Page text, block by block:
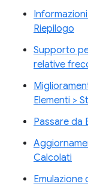
Riepilogo
Supporto
relative
Elementi >
Passare da
Calcolati
Emulazione